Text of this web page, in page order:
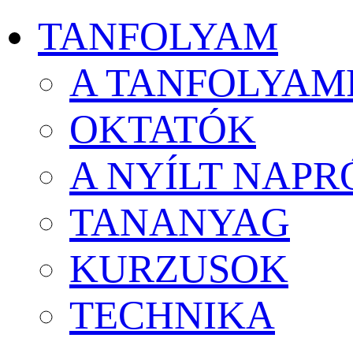
TANFOLYAM
A
OKTATÓK
A NYÍLT
TANANYAG
KURZUSOK
TECHNIKA